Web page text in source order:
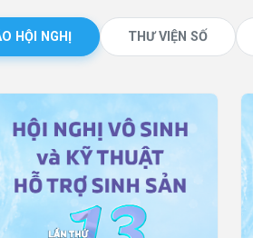
HỘI NGHỊ THƯ VIỆN SỐ